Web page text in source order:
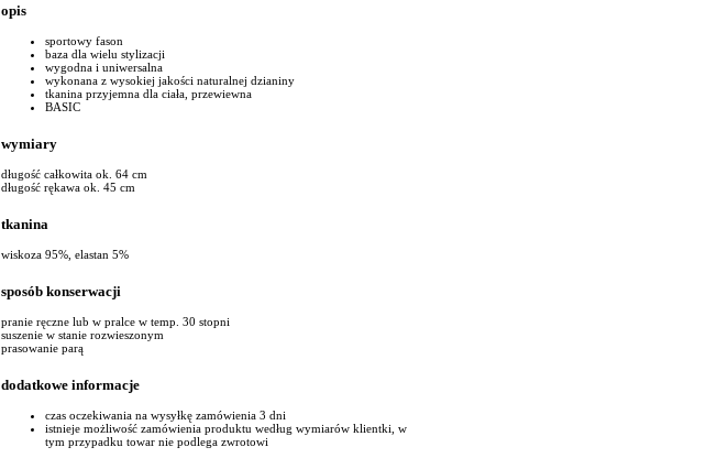
opis
sportowy fason
baza dla wielu stylizacji
wygodna i uniwersalna
wykonana z wysokiej jakości naturalnej dzianiny
tkanina przyjemna dla ciała, przewiewna
BASIC
wymiary
długość całkowita ok. 64 cm
długość rękawa ok. 45 cm
tkanina
wiskoza 95%, elastan 5%
sposób konserwacji
pranie ręczne lub w pralce w temp. 30 stopni
suszenie w stanie rozwieszonym
prasowanie parą
dodatkowe informacje
czas oczekiwania na wysyłkę zamówienia 3 dni
istnieje możliwość zamówienia produktu według wymiarów klientki, w
tym przypadku towar nie podlega zwrotowi